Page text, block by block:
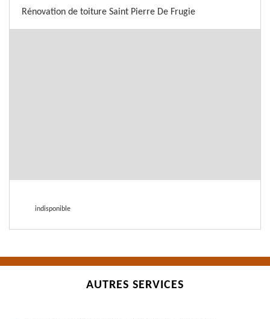
Rénovation de toiture Saint Pierre De Frugie
indisponible
AUTRES SERVICES